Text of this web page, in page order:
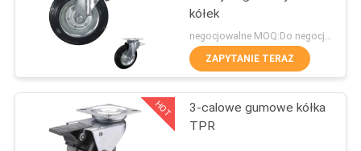
WYCIECZKA
KONTROLA
JAKOŚCI
ładownościkółek
ZAPYTANIE TERAZ
HOT
3-calowe gumowe kółka
TPR